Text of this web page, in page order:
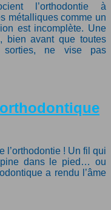
l’orthodontie à
métalliques comme un
est incomplète. Une
bien avant que toutes
sorties, ne vise pas
l’orthodontie ! Un fil qui
dans le pied… ou
a rendu l’âme